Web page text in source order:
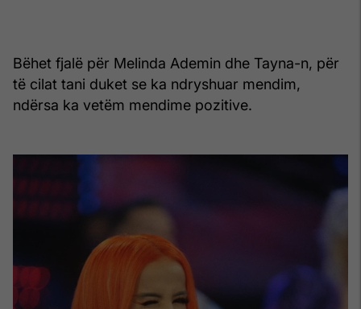
Bëhet fjalë për Melinda Ademin dhe Tayna-n, për
të cilat tani duket se ka ndryshuar mendim,
ndërsa ka vetëm mendime pozitive.